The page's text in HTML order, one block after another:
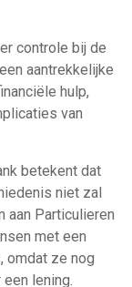
controle bij de
aantrekkelijke
hulp,
van
betekent dat
niet zal
aan Particulieren
met een
omdat ze nog
lening.